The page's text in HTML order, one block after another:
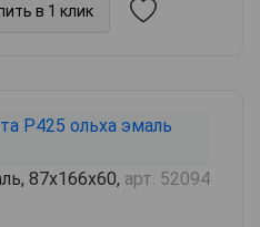
в 1 клик
87х166х60, арт. 52094